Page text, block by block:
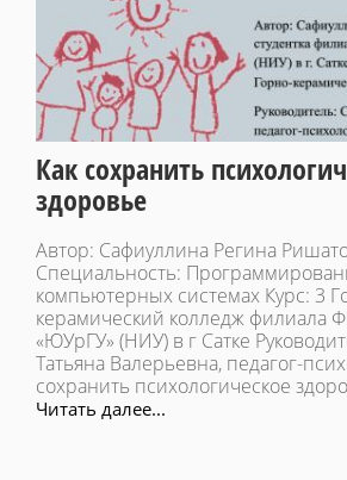
Как сохранить
здоровье
Автор: Сафиуллина Регина
Специальность:
компьютерных системах Курс: 3
керамический колледж филиала
«ЮУрГУ» (НИУ) в г Сатке
Татьяна Валерьевна, педагог-
сохранить психологическое
Читать далее...